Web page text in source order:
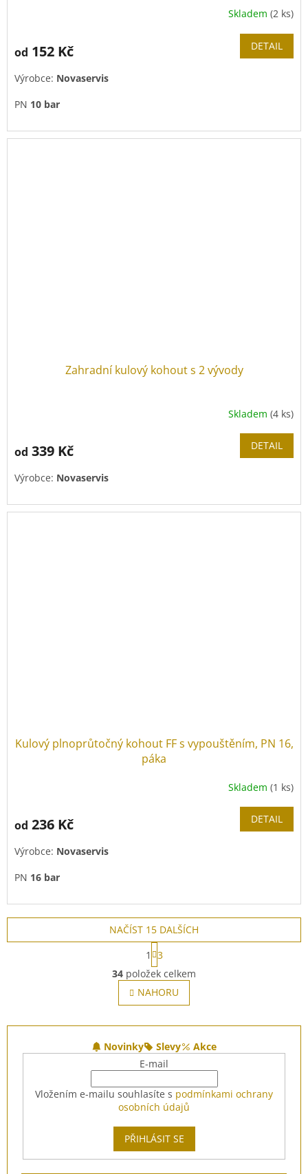
Skladem (2 ks)
od 152 Kč DETAIL
Výrobce: Novaservis
PN 10 bar
Těsnění seurokonusemna vnějším závitu.
Zahradní kulový kohout s 2 vývody
Skladem (4 ks)
od 339 Kč DETAIL
Výrobce: Novaservis
Kulový plnoprůtočný kohout FF s vypouštěním, PN 16,
páka
Skladem (1 ks)
od 236 Kč DETAIL
Výrobce: Novaservis
PN 16 bar
O
v
l
á
c
í
p
r
v
k
y
v
ý
p
NAČÍST 15 DALŠÍCH
S
t
r
á
n
k
v
á
n
í
1
3
34 položek celkem
NAHORU
Novinky Slevy
Akce
E-mail
Vložením e-mailu souhlasíte s podmínkami ochrany
osobních údajů
PŘIHLÁSIT SE